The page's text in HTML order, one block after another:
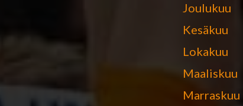
Joulukuu
Kesäkuu
Lokakuu
Maaliskuu
Marraskuu